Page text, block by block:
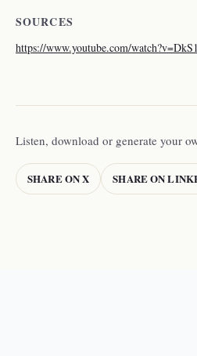
SOURCES
https://www.youtube.com/
Listen, download or generate your
SHARE ON X SHARE ON